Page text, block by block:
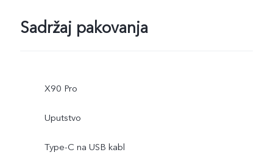
Sadržaj pakovanja
X90 Pro
Uputstvo
Type-C na USB kabl